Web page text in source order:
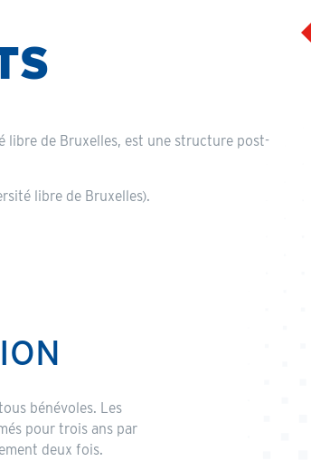
libre de Bruxelles, est une structure post-
libre de Bruxelles).
bénévoles. Les
pour trois ans par
deux fois.